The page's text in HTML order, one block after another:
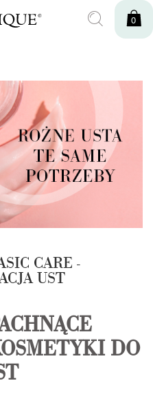
0
CARE -
UST
DO